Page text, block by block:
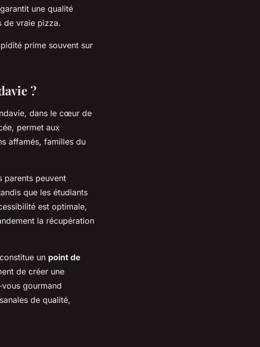
une qualité
de vraie pizza.
prime souvent sur
?
dans le cœur de
permet aux
affamés, familles du
parents peuvent
que les étudiants
est optimale,
la récupération
un point de
de créer une
gourmand
de qualité,